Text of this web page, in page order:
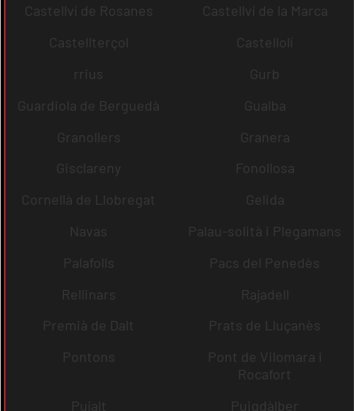
Castellví de Rosanes
Castellví de la Marca
Castellterçol
Castellolí
rrius
Gurb
Guardiola de Berguedà
Gualba
Granollers
Granera
Gisclareny
Fonollosa
Cornellà de Llobregat
Gelida
Navas
Palau-solità i Plegamans
Palafolls
Pacs del Penedès
Rellinars
Rajadell
Premià de Dalt
Prats de Lluçanès
Pontons
Pont de Vilomara i
Rocafort
Pujalt
Puigdàlber